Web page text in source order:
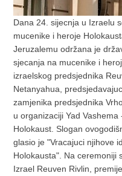
Dana 24. sijecnja u Izraelu
mucenike i heroje
Jeruzalemu održana je
sjecanja na mucenike i
izraelskog predsjednika
Netanyahua,
zamjenika predsjednika
u organizaciji Yad
Holokaust. Slogan
glasio je "Vracajuci njihove
Holokausta". Na ceremoniji
Izrael Reuven Rivlin,